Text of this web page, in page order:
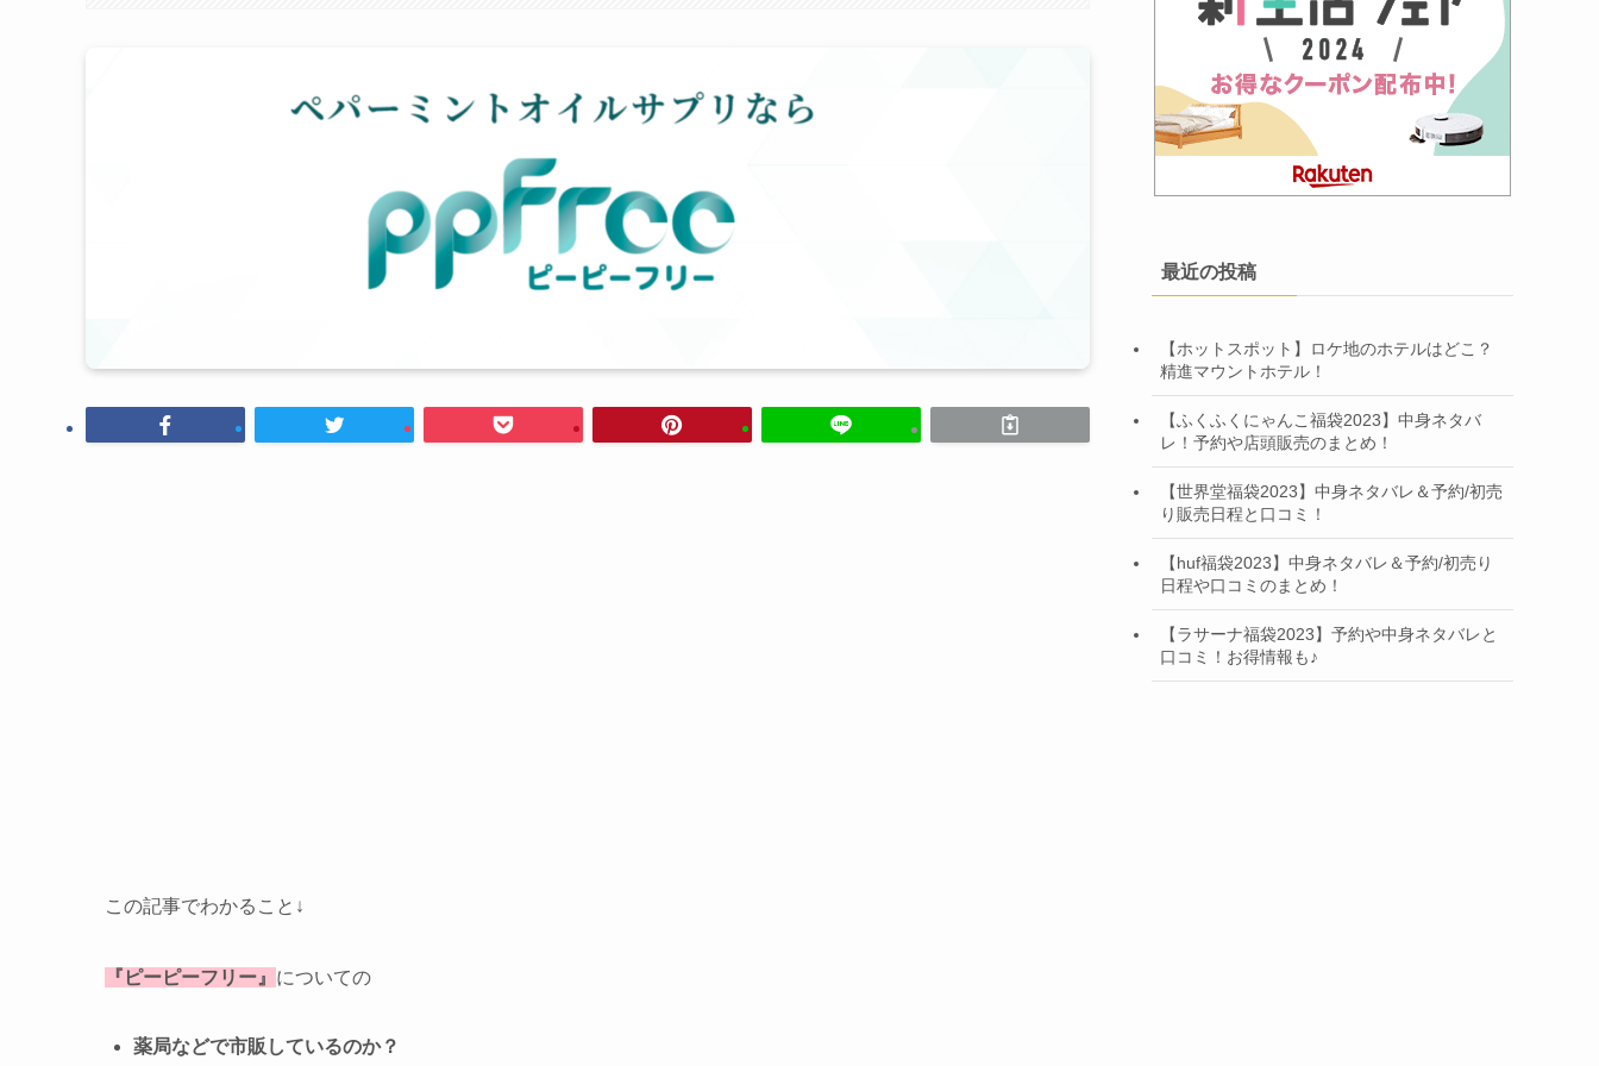
この記事でわかること↓
『ピーピーフリー』 についての
薬局などで市販しているのか？
最近の投稿
【ホットスポット】ロケ地のホテルはどこ？
精進マウントホテル！
【ふくふくにゃんこ福袋2023】中身ネタバ
レ！予約や店頭販売のまとめ！
【世界堂福袋2023】中身ネタバレ＆予約/初売
り販売日程と口コミ！
【huf福袋2023】中身ネタバレ＆予約/初売り
日程や口コミのまとめ！
【ラサーナ福袋2023】予約や中身ネタバレと
口コミ！お得情報も♪